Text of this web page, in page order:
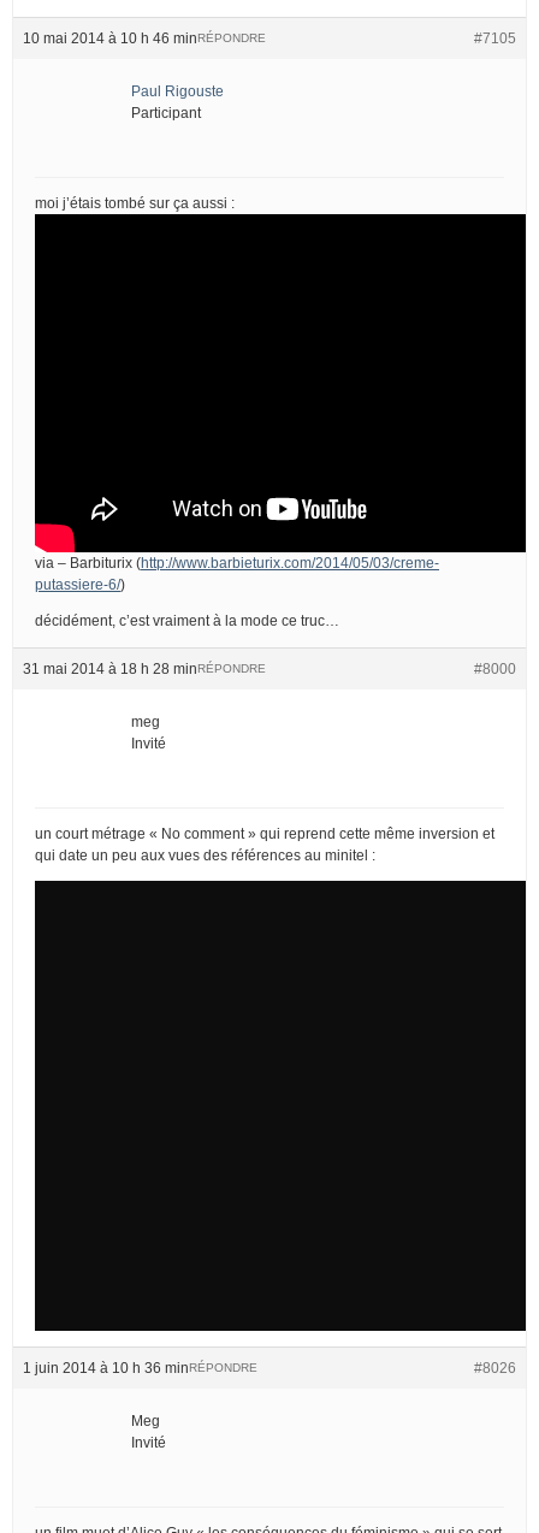
10 mai 2014 à 10 h 46 min #7105
RÉPONDRE
Paul Rigouste
Participant
moi j’étais tombé sur ça aussi :
via – Barbiturix (http://www.barbieturix.com/2014/05/03/creme-
putassiere-6/)
décidément, c’est vraiment à la mode ce truc…
31 mai 2014 à 18 h 28 min #8000
RÉPONDRE
meg
Invité
un court métrage « No comment » qui reprend cette même inversion et
qui date un peu aux vues des références au minitel :
1 juin 2014 à 10 h 36 min #8026
RÉPONDRE
Meg
Invité